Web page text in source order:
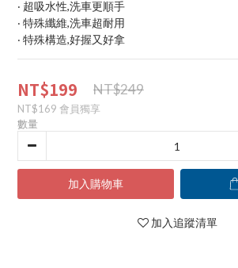
‧ 超吸水性,洗車更順手
‧ 特殊纖維,洗車超耐用
‧ 特殊構造,好握又好拿
NT$199 NT$249
NT$169 會員獨享
數量
加入購物車
加入追蹤清單